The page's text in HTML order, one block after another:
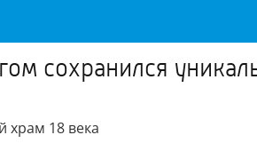
сохранился
храм 18 века